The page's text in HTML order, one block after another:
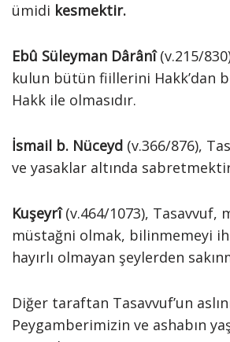
ümidi kesmektir.
Ebû Süleyman Dârânî(v.215/
kulun bütün fiillerini Hakk’dan
Hakk ile olmasıdır.
İsmail b. Nüceyd (v.366/876),
ve yasaklar altında
Kuşeyrî(v.464/1073), Tasavvuf,
müstağni olmak, bilinmemeyi
hayırlı olmayan şeylerden
Diğer taraftan Tasavvuf’un
Peygamberimizin ve ashabın